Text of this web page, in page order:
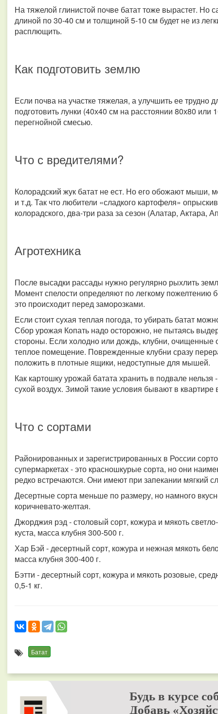
На тяжелой глинистой почве батат тоже вырастет. Но
длиной по 30-40 см и толщиной 5-10 см будет не из
расплющить.
Как подготовить землю
Если почва на участке тяжелая, а улучшить ее трудно
подготовить лунки (40х40 см на расстоянии 80х80 или
перегнойной смесью.
Что с вредителями?
Колорадский жук батат не ест. Но его обожают мыши,
и т.д. Так что любители «сладкого картофеля»
колорадского, два-три раза за сезон (Алатар, Актара,
Агротехника
После высадки рассады нужно регулярно рыхлить
Момент спелости определяют по легкому
это происходит перед заморозками.
Если стоит сухая теплая погода, то убирать батат
Сбор урожая Копать надо осторожно, не пытаясь
стороны. Если холодно или дождь, клубни, очищенные
теплое помещение. Поврежденные клубни сразу
положить в плотные ящики, недоступные для мышей.
Как картошку урожай батата хранить в подвале
сухой воздух. Зимой такие условия бывают в
Что с сортами
Районированных и зарегистрированных в России
супермаркетах - это красношкурые сорта, но они
редко встречаются. Они имеют при запекании мягкий
Десертные сорта меньше по размеру, но намного
коричневато-желтая.
Джорджия рэд - столовый сорт, кожура и мякоть
куста, масса клубня 300-500 г.
Хар Бэй - десертный сорт, кожура и нежная мякоть
масса клубня 300-400 г.
Бэтти - десертный сорт, кожура и мякоть розовые,
0,5-1 кг.
Батат
Будь в курсе
Добавь